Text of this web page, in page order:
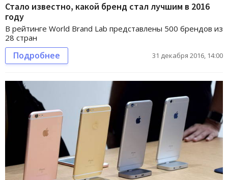
Стало известно, какой бренд стал лучшим в 2016
году
В рейтинге World Brand Lab представлены 500 брендов из
28 стран
Подробнее 31 декабря 2016, 14:00